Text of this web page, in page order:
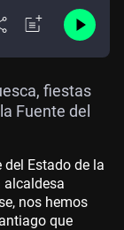
fiestas
Fuente del
del Estado de la
alcaldesa
nos hemos
que